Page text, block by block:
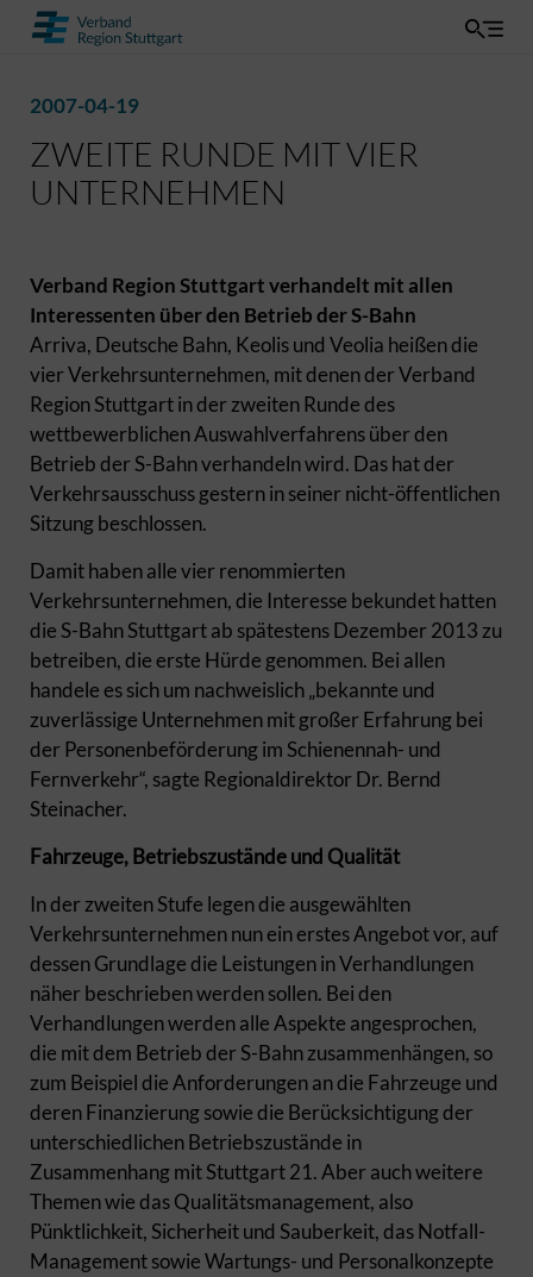
2007-04-19
ZWEITE RUNDE MIT VIER
UNTERNEHMEN
Verband Region Stuttgart verhandelt mit allen
Interessenten über den Betrieb der S-Bahn
Arriva, Deutsche Bahn, Keolis und Veolia heißen die
vier Verkehrsunternehmen, mit denen der Verband
Region Stuttgart in der zweiten Runde des
wettbewerblichen Auswahlverfahrens über den
Betrieb der S-Bahn verhandeln wird. Das hat der
Verkehrsausschuss gestern in seiner nicht-öffentlichen
Sitzung beschlossen.
Damit haben alle vier renommierten
Verkehrsunternehmen, die Interesse bekundet hatten
die S-Bahn Stuttgart ab spätestens Dezember 2013 zu
betreiben, die erste Hürde genommen. Bei allen
handele es sich um nachweislich „bekannte und
zuverlässige Unternehmen mit großer Erfahrung bei
der Personenbeförderung im Schienennah- und
Fernverkehr“, sagte Regionaldirektor Dr. Bernd
Steinacher.
Fahrzeuge, Betriebszustände und Qualität
In der zweiten Stufe legen die ausgewählten
Verkehrsunternehmen nun ein erstes Angebot vor, auf
dessen Grundlage die Leistungen in Verhandlungen
näher beschrieben werden sollen. Bei den
Verhandlungen werden alle Aspekte angesprochen,
die mit dem Betrieb der S-Bahn zusammenhängen, so
zum Beispiel die Anforderungen an die Fahrzeuge und
deren Finanzierung sowie die Berücksichtigung der
unterschiedlichen Betriebszustände in
Zusammenhang mit Stuttgart 21. Aber auch weitere
Themen wie das Qualitätsmanagement, also
Pünktlichkeit, Sicherheit und Sauberkeit, das Notfall-
Management sowie Wartungs- und Personalkonzepte